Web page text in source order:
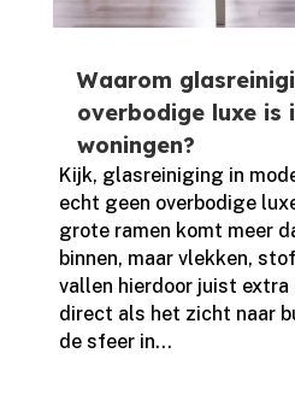
Waarom
overbodige luxe is
woningen?
Kijk, glasreiniging in
echt geen overbodige
grote ramen komt meer
binnen, maar vlekken,
vallen hierdoor juist extra
direct als het zicht naar
de sfeer in...